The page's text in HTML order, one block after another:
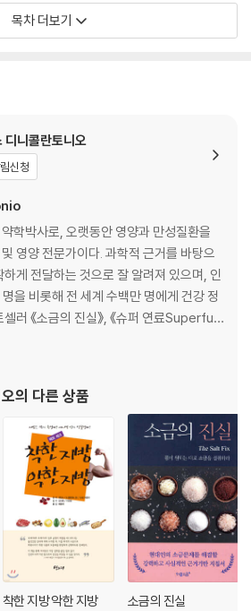
독인가
야 하는 이유
단계 장수 솔루션
을 지키는 건강 습관
다리기 속에 숨겨진 건강한 노년의 비밀
목차 더보기
디니콜란토니오
신청
학박사로, 오랫동안 영양과 만성질환을
영양 전문가이다. 과학적 근거를 바탕으
게 전달하는 것으로 잘 알려져 있으며, 인
을 비롯해 전 세계 수백만 명에게 건강 정
것인가》, 《면역 픽스The Immunity Fix》
며, 건강 정책과 의학 연구에도 폭넓게 기
의 다른 상품
착한 지방 악한 지방 소금의 진실